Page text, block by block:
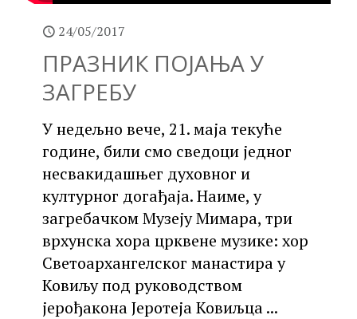
24/05/2017
ПРАЗНИК ПОЈАЊА У
ЗАГРЕБУ
У недељно вече, 21. маја текуће
године, били смо сведоци једног
несвакидашњег духовног и
културног догађаја. Наиме, у
загребачком Музеју Мимара, три
врхунска хора црквене музике: хор
Светоархангелског манастира у
Ковиљу под руководством
јерођакона Јеротеја Ковиљца ...